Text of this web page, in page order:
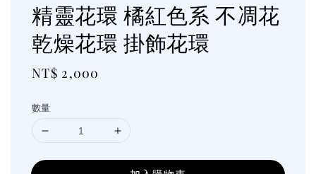
精靈花環 橘紅色系 不凋花
乾燥花環 掛飾花環
Regular
NT$ 2,000
數量